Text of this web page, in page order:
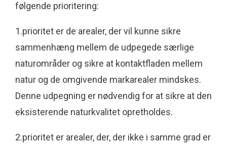
følgende prioritering:
1.prioritet er de arealer, der vil kunne sikre
sammenhæng mellem de udpegede særlige
naturområder og sikre at kontaktfladen mellem
natur og de omgivende markarealer mindskes.
Denne udpegning er nødvendig for at sikre at den
eksisterende naturkvalitet opretholdes.
2.prioritet er arealer, der, der ikke i samme grad er